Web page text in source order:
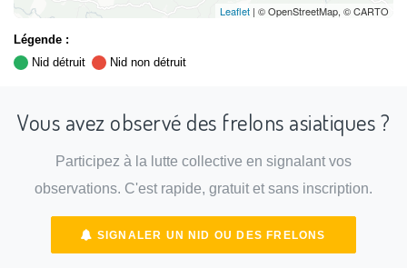
Leaflet | © OpenStreetMap, © CARTO
Légende :
Nid détruit
Nid non détruit
Vous avez observé des frelons asiatiques ?
Participez à la lutte collective en signalant vos
observations. C'est rapide, gratuit et sans inscription.
SIGNALER UN NID OU DES FRELONS